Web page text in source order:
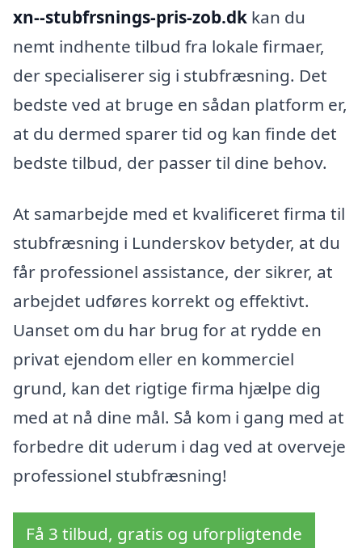
xn--stubfrsnings-pris-zob.dk kan du
nemt indhente tilbud fra lokale firmaer,
der specialiserer sig i stubfræsning. Det
bedste ved at bruge en sådan platform er,
at du dermed sparer tid og kan finde det
bedste tilbud, der passer til dine behov.
At samarbejde med et kvalificeret firma til
stubfræsning i Lunderskov betyder, at du
får professionel assistance, der sikrer, at
arbejdet udføres korrekt og effektivt.
Uanset om du har brug for at rydde en
privat ejendom eller en kommerciel
grund, kan det rigtige firma hjælpe dig
med at nå dine mål. Så kom i gang med at
forbedre dit uderum i dag ved at overveje
professionel stubfræsning!
Få 3 tilbud, gratis og uforpligtende